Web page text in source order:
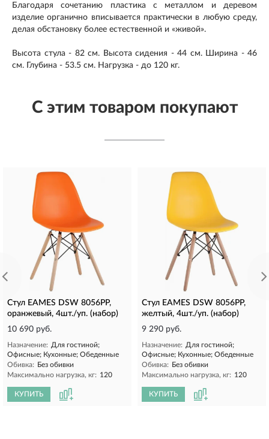
Благодаря сочетанию пластика с металлом и деревом
изделие органично вписывается практически в любую среду,
делая обстановку более естественной и «живой».
Высота стула - 82 см. Высота сидения - 44 см. Ширина - 46
см. Глубина - 53.5 см. Нагрузка - до 120 кг.
С этим товаром покупают
Стул EAMES DSW 8056PP,
оранжевый, 4шт./уп. (набор)
10 690 руб.
Назначение: Для гостиной;
Офисные; Кухонные; Обеденные
Обивка: Без обивки
Максимально нагрузка, кг: 120
КУПИТЬ
Стул EAMES DSW 8056PP,
желтый, 4шт./уп. (набор)
9 290 руб.
Назначение: Для гостиной;
Офисные; Кухонные; Обеденные
Обивка: Без обивки
Максимально нагрузка, кг: 120
КУПИТЬ